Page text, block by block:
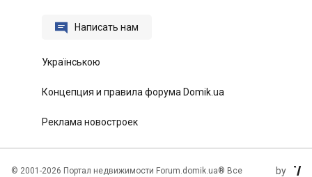
 Написать нам
Українською
Концепция и правила форума Domik.ua
Реклама новостроек
© 2001-2026 Портал недвижимости Forum.domik.ua® Все by 